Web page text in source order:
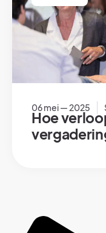
06 mei — 2025
Hoe